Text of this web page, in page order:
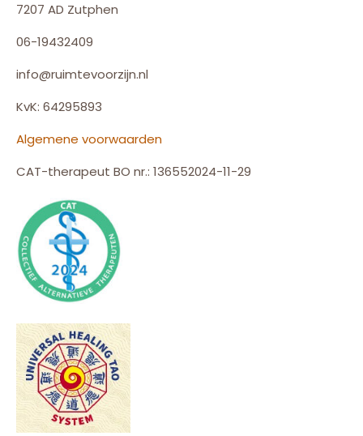
7207 AD Zutphen
06-19432409
info@ruimtevoorzijn.nl
KvK: 64295893
Algemene voorwaarden
CAT-therapeut BO nr.: 136552024-11-29